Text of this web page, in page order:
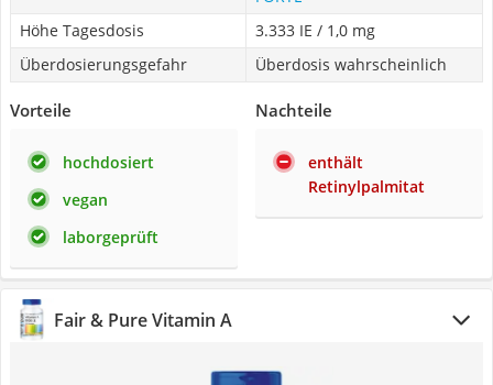
Höhe Tagesdosis
3.333 IE / 1,0 mg
Überdosierungsgefahr
Überdosis wahrscheinlich
Vorteile
hochdosiert
vegan
laborgeprüft
Nachteile
enthält
Retinylpalmitat
Fair & Pure Vitamin A